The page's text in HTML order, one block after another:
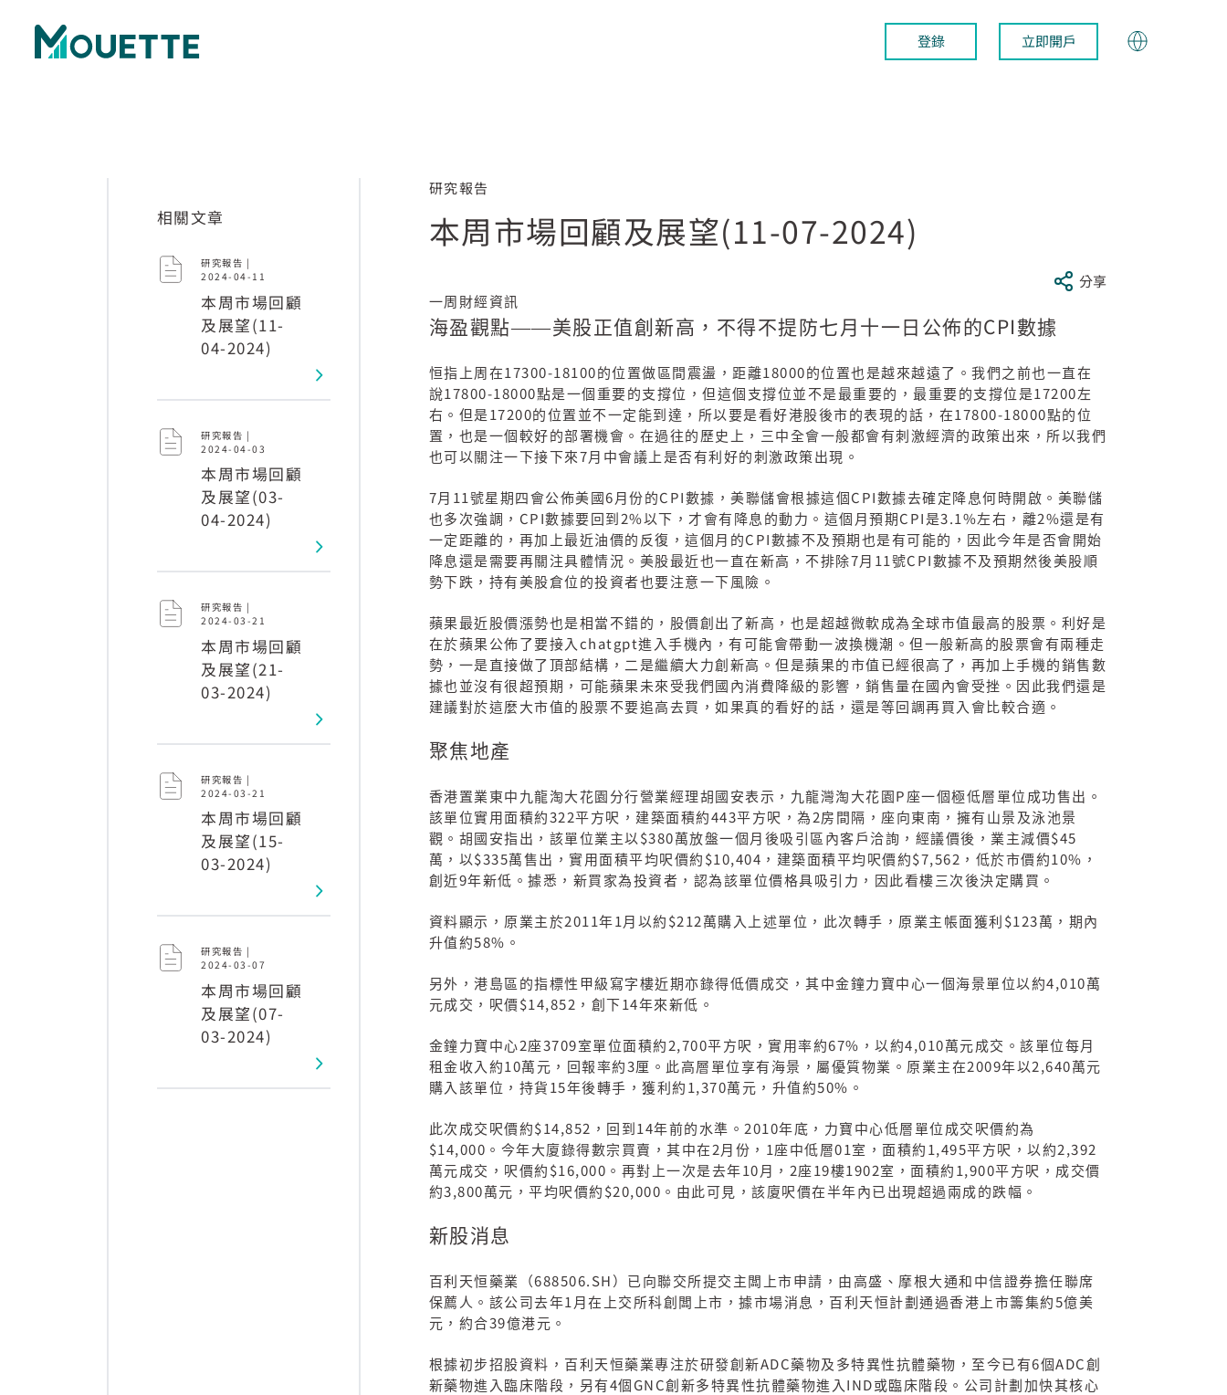
登錄 立即開戶
相關文章
研究報告 |
2024-04-11
本周市場回顧
及展望(11-
04-2024)
研究報告 |
2024-04-03
本周市場回顧
及展望(03-
04-2024)
研究報告 |
2024-03-21
本周市場回顧
及展望(21-
03-2024)
研究報告 |
2024-03-21
本周市場回顧
及展望(15-
03-2024)
研究報告 |
2024-03-07
本周市場回顧
及展望(07-
03-2024)
研究報告
本周市場回顧及展望(11-07-2024)
分享
一周財經資訊
海盈觀點——美股正值創新高，不得不提防七月十一日公佈的CPI數據
恒指上周在17300-18100的位置做區間震盪，距離18000的位置也是越來越遠了。我們之前也一直在
說17800-18000點是一個重要的支撐位，但這個支撐位並不是最重要的，最重要的支撐位是17200左
右。但是17200的位置並不一定能到達，所以要是看好港股後市的表現的話，在17800-18000點的位
置，也是一個較好的部署機會。在過往的歷史上，三中全會一般都會有刺激經濟的政策出來，所以我們
也可以關注一下接下來7月中會議上是否有利好的刺激政策出現。
7月 11號星期四會公佈美國 6 月份的CPI數據，美聯儲會根據這個 CPI數據去確定降息何時開啟。美聯儲
也多次強調， CPI數據要回到 2%以下，才會有降息的動力。這個月預期 CPI是3.1%左右，離2%還是有
一定距離的，再加上最近油價的反復，這個月的CPI數據不及預期也是有可能的，因此今年是否會開始
降息還是需要再關注具體情況。美股最近也一直在新高，不排除7月 11號CPI數據不及預期然後美股順
勢下跌，持有美股倉位的投資者也要注意一下風險。
蘋果最近股價漲勢也是相當不錯的，股價創出了新高，也是超越微軟成為全球市值最高的股票。利好是
在於蘋果公佈了要接入 chatgpt進入手機內，有可能會帶動一波換機潮。但一般新高的股票會有兩種走
勢，一是直接做了頂部結構，二是繼續大力創新高。但是蘋果的市值已經很高了，再加上手機的銷售數
據也並沒有很超預期，可能蘋果未來受我們國內消費降級的影響，銷售量在國內會受挫。因此我們還是
建議對於這麼大市值的股票不要追高去買，如果真的看好的話，還是等回調再買入會比較合適。
聚焦地產
香港置業東中九龍淘大花園分行營業經理胡國安表示，九龍灣淘大花園 P 座一個極低層單位成功售出。
該單位實用面積約322平方呎，建築面積約443平方呎，為2房間隔，座向東南，擁有山景及泳池景
觀。胡國安指出，該單位業主以 $380萬放盤一個月後吸引區內客戶洽詢，經議價後，業主減價$45
萬，以$335萬售出，實用面積平均呎價約 $10,404 ，建築面積平均呎價約$7,562 ，低於市價約10% ，
創近9年新低。據悉，新買家為投資者，認為該單位價格具吸引力，因此看樓三次後決定購買。
資料顯示，原業主於2011年1 月以約 $212 萬購入上述單位，此次轉手，原業主帳面獲利 $123萬，期內
升值約58% 。
另外，港島區的指標性甲級寫字樓近期亦錄得低價成交，其中金鐘力寶中心一個海景單位以約4,010萬
元成交，呎價 $14,852 ，創下 14年來新低。
金鐘力寶中心2座3709室單位面積約2,700平方呎，實用率約67% ，以約4,010萬元成交。該單位每月
租金收入約10萬元，回報率約3厘。此高層單位享有海景，屬優質物業。原業主在2009年以2,640萬元
購入該單位，持貨 15年後轉手，獲利約 1,370萬元，升值約50% 。
此次成交呎價約$14,852 ，回到 14年前的水準。 2010年底，力寶中心低層單位成交呎價約為
$14,000 。今年大廈錄得數宗買賣，其中在2 月份， 1座中低層01室，面積約 1,495平方呎，以約2,392
萬元成交，呎價約 $16,000 。再對上一次是去年10 月， 2座19樓1902室，面積約 1,900平方呎，成交價
約3,800萬元，平均呎價約 $20,000 。由此可見，該廈呎價在半年內已出現超過兩成的跌幅。
新股消息
百利天恒藥業（688506.SH ）已向聯交所提交主闆上市申請，由高盛、摩根大通和中信證券擔任聯席
保薦人。該公司去年1 月在上交所科創闆上市，據市場消息，百利天恒計劃通過香港上市籌集約5億美
元，約合39億港元。
根據初步招股資料，百利天恒藥業專注於研發創新ADC藥物及多特異性抗體藥物，至今已有6個ADC創
新藥物進入臨床階段，另有4個 GNC創新多特異性抗體藥物進入 IND或臨床階段。公司計劃加快其核心